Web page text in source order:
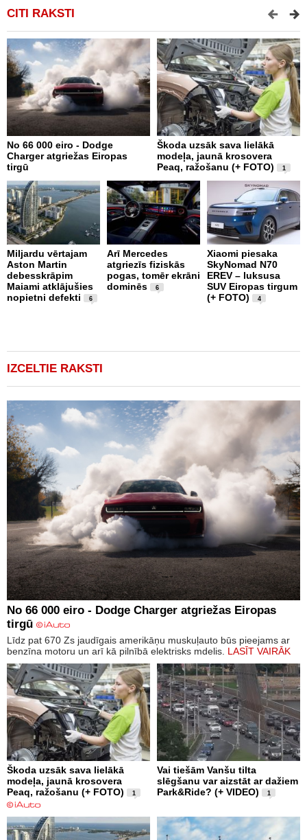
CITI RAKSTI
No 66 000 eiro - Dodge
Charger atgriežas Eiropas
tirgū
Škoda uzsāk sava lielākā
modeļa, jaunā krosovera
Peaq, ražošanu (+ FOTO)
1
Miljardu vērtajam
Aston Martin
debesskrāpim
Maiami atklājušies
nopietni defekti
6
Arī Mercedes
atgriezīs fiziskās
pogas, tomēr ekrāni
dominēs
6
Xiaomi piesaka
SkyNomad N70
EREV – luksusa
SUV Eiropas tirgum
(+ FOTO)
4
IZCELTIE RAKSTI
No 66 000 eiro - Dodge Charger atgriežas Eiropas
tirgū
Līdz pat 670 Zs jaudīgais amerikāņu muskuļauto būs pieejams ar
benzīna motoru un arī kā pilnībā elektrisks mdelis. LASĪT VAIRĀK
Škoda uzsāk sava lielākā
modeļa, jaunā krosovera
Peaq, ražošanu (+ FOTO)
1
Vai tiešām Vanšu tilta
slēgšanu var aizstāt ar dažiem
Park&Ride? (+ VIDEO)
1